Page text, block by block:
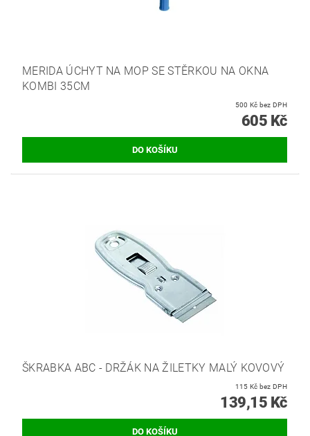
MERIDA ÚCHYT NA MOP SE STĚRKOU NA OKNA
KOMBI 35CM
500 Kč bez DPH
605 Kč
ŠKRABKA ABC - DRŽÁK NA ŽILETKY MALÝ KOVOVÝ
115 Kč bez DPH
139,15 Kč